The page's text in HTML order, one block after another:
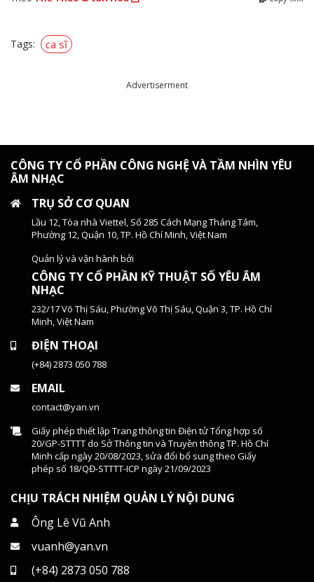
Tags: ca sĩ
Advertiserment
CÔNG TY CỔ PHẦN CÔNG NGHỆ VÀ TẦM NHÌN YÊU
ÂM NHẠC
TRỤ SỞ CƠ QUAN
Lầu 12, Tòa nhà Viettel, Số 285 Cách Mạng Tháng Tám,
Phường 12, Quận 10, TP. Hồ Chí Minh, Việt Nam
Quản lý và vận hành bởi
CÔNG TY CỔ PHẦN KỸ THUẬT SỐ YÊU ÂM
NHẠC
232/17 Võ Thị Sáu, Phường Võ Thị Sáu, Quận 3, TP. Hồ Chí
Minh, Việt Nam
ĐIỆN THOẠI
(+84) 2873 050 788
EMAIL
contact@yan.vn
Giấy phép thiết lập Trang thông tin Điện tử Tổng hợp số
20/GP-STTTT do Sở Thông tin và Truyền thông TP. Hồ Chí
Minh cấp ngày 20/08/2023, sửa đổi bổ sung theo Giấy
phép số 18/QĐ-STTTT-ICP ngày 21/09/2023
CHỊU TRÁCH NHIỆM QUẢN LÝ NỘI DUNG
Ông Lê Vũ Anh
vuanh@yan.vn
(+84) 2873 050 788